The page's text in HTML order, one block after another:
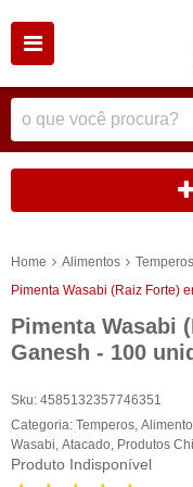
Home Alimentos
Temperos
Pimenta Wasabi (Raiz Forte)
Pimenta Wasabi
Ganesh - 100
Sku: 4585132357746351
Categoria: Temperos
Wasabi Atacado Produtos
Produto Indisponível